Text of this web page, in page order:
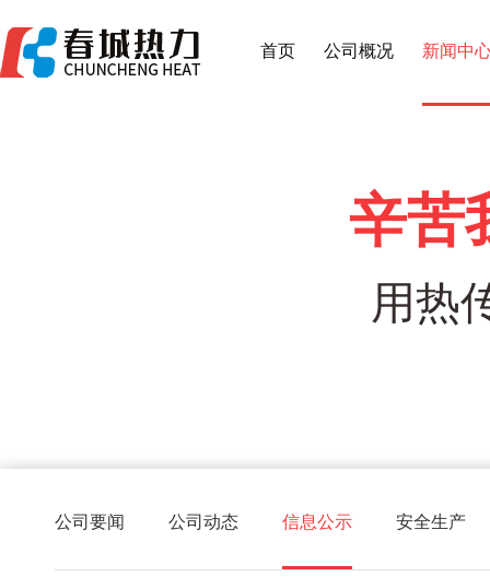
首页 公司概况 新闻中
辛苦
用热
公司要闻 公司动态 信息公示 安全生产